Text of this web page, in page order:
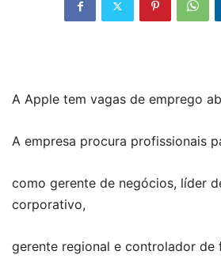
A Apple tem vagas de emprego
A empresa procura profissionais
como gerente de negócios, líder
corporativo,
gerente regional e controlador de